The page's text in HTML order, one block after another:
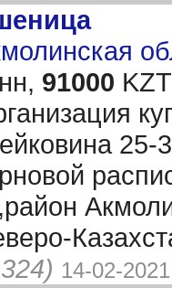
91000
25-
14-02-2021